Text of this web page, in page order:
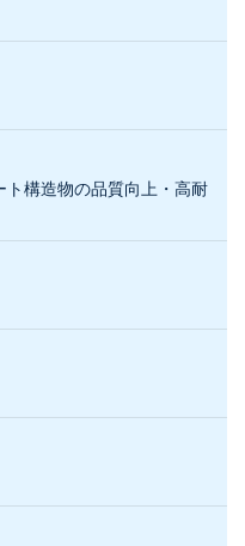
ト構造物の品質向上・高耐